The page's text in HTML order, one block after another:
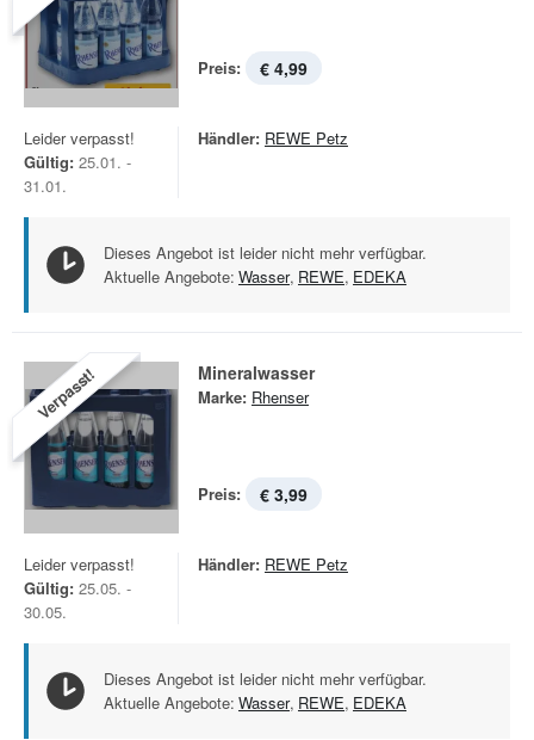
Preis: € 4,99
Leider verpasst!
Gültig: 25.01. -
31.01.
Händler: REWE Petz
Dieses Angebot ist leider nicht mehr verfügbar.
Aktuelle Angebote: Wasser, REWE, EDEKA
Verpasst! Mineralwasser
Marke: Rhenser
Preis: € 3,99
Leider verpasst!
Gültig: 25.05. -
30.05.
Händler: REWE Petz
Dieses Angebot ist leider nicht mehr verfügbar.
Aktuelle Angebote: Wasser, REWE, EDEKA